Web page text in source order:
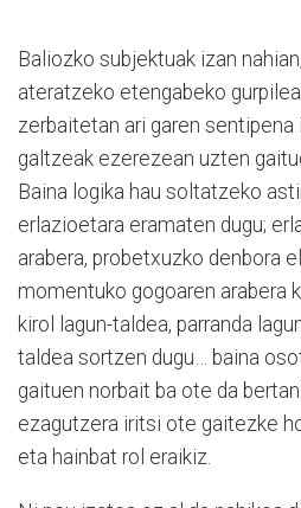
Baliozko subjektuak izan
ateratzeko etengabeko
zerbaitetan ari garen sentipena
galtzeak ezerezean uzten
Baina logika hau soltatzeko
erlazioetara eramaten dugu;
arabera, probetxuzko denbora
momentuko gogoaren arabera
kirol lagun-taldea, parranda
taldea sortzen dugu… baina
gaituen norbait ba ote da
ezagutzera iritsi ote gaitezke
eta hainbat rol eraikiz.